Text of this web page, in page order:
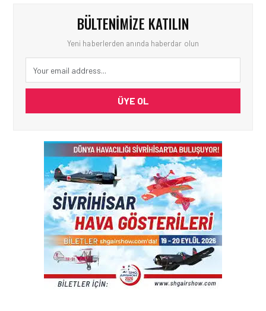
BÜLTENIMIZE KATILIN
Yeni haberlerden anında haberdar olun
ÜYE OL